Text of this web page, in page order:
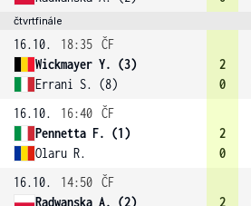
čtvrtfinále
16.10. 18:35 ČF
Wickmayer Y. (3)
Errani S. (8)
2
0
16.10.
16:40 ČF
Pennetta F. (1)
Olaru R.
2
0
16.10.
14:50 ČF
Radwanska A. (2)
2